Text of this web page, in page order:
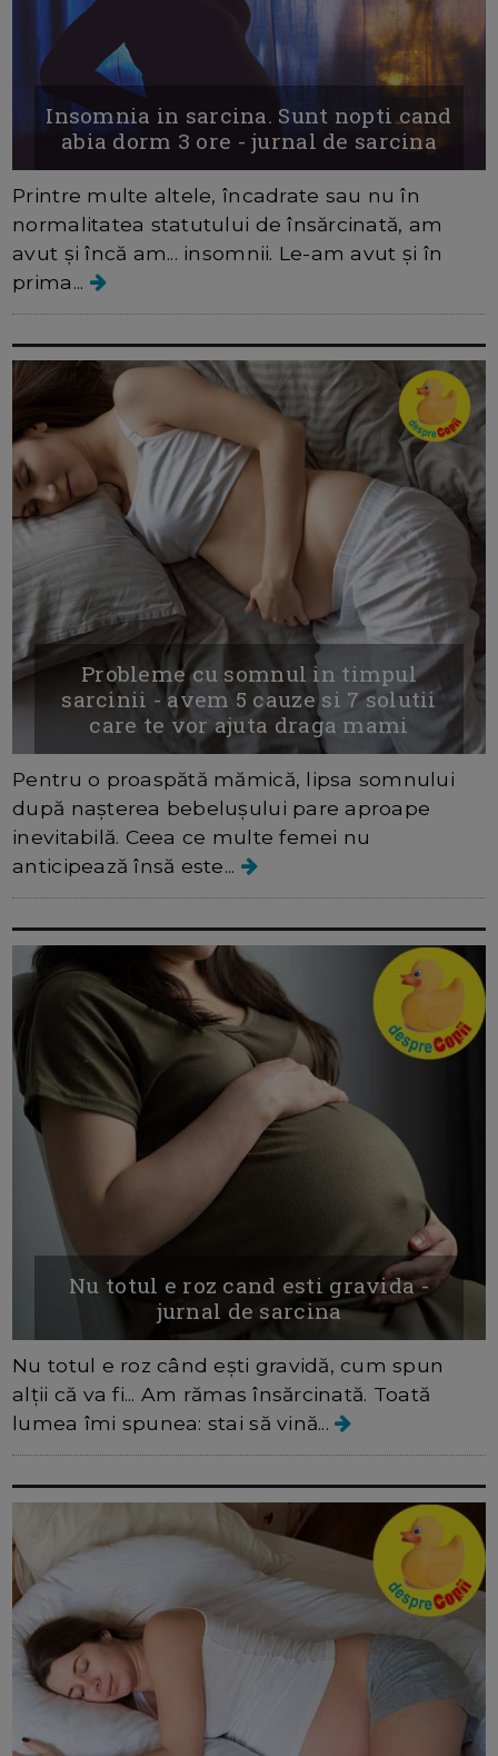
Insomnia in sarcina. Sunt nopti cand
abia dorm 3 ore - jurnal de sarcina
Printre multe altele, încadrate sau nu în
normalitatea statutului de însărcinată, am
avut și încă am... insomnii. Le-am avut și în
prima...
Probleme cu somnul in timpul
sarcinii - avem 5 cauze si 7 solutii
care te vor ajuta draga mami
Pentru o proaspătă mămică, lipsa somnului
după nașterea bebelușului pare aproape
inevitabilă. Ceea ce multe femei nu
anticipează însă este...
Nu totul e roz cand esti gravida -
jurnal de sarcina
Nu totul e roz când ești gravidă, cum spun
alții că va fi... Am rămas însărcinată. Toată
lumea îmi spunea: stai să vină...